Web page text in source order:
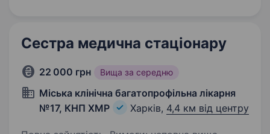
Сестра медична стаціонару
22 000 грн Вища за середню
Міська клінічна багатопрофільна лікарня
№17, КНП ХМР
Харків, 4,4 км від центру